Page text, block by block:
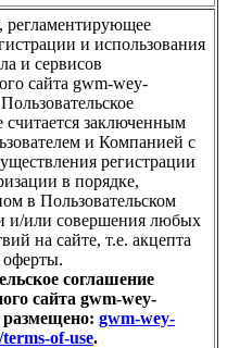
регламентирующее
и использования
и сервисов
сайта gwm-wey-
считается заключенным
и Компанией с
регистрации
в порядке,
в Пользовательском
и/или совершения любых
на сайте, т.е. акцепта
соглашение
сайта gwm-wey-
gwm-wey-
of-use.